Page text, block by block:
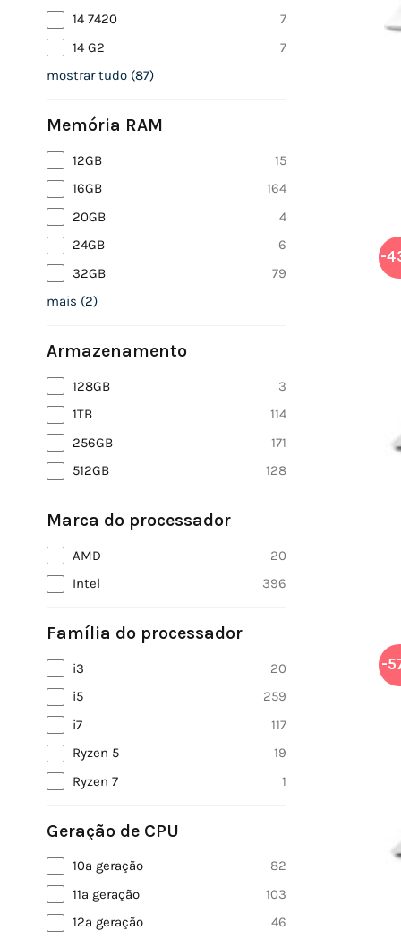
14 7420
7
14 G2
7
mostrar tudo (87)
Memória RAM
12GB
15
16GB
164
20GB
4
24GB
6
32GB
79
mais (2)
Armazenamento
128GB
3
1TB
114
256GB
171
512GB
128
Marca do processador
AMD
20
Intel
396
Família do processador
i3
20
i5
259
i7
117
Ryzen 5
19
Ryzen 7
1
Geração de CPU
10ª geração
82
11ª geração
103
12ª geração
46
-
-